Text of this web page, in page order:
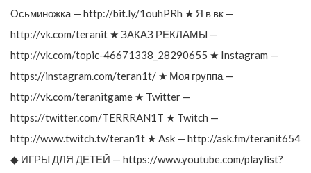
Осьминожка — http://bit.ly/1ouhPRh ★ Я в вк —
http://vk.com/teranit ★ ЗАКАЗ РЕКЛАМЫ —
http://vk.com/topic-46671338_28290655 ★ Instagram —
https://instagram.com/teran1t/ ★ Моя группа —
http://vk.com/teranitgame ★ Twitter —
https://twitter.com/TERRRAN1T ★ Twitch —
http://www.twitch.tv/teran1t ★ Ask — http://ask.fm/teranit654
◆ ИГРЫ ДЛЯ ДЕТЕЙ — https://www.youtube.com/playlist?